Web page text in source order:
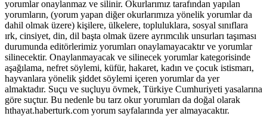
yorumlar onaylanmaz ve silinir. Okurlarımız tarafından yapılan
yorumların, (yorum yapan diğer okurlarımıza yönelik yorumlar da
dahil olmak üzere) kişilere, ülkelere, topluluklara, sosyal sınıflara
ırk, cinsiyet, din, dil başta olmak üzere ayrımcılık unsurları taşıması
durumunda editörlerimiz yorumları onaylamayacaktır ve yorumlar
silinecektir. Onaylanmayacak ve silinecek yorumlar kategorisinde
aşağılama, nefret söylemi, küfür, hakaret, kadın ve çocuk istismarı,
hayvanlara yönelik şiddet söylemi içeren yorumlar da yer
almaktadır. Suçu ve suçluyu övmek, Türkiye Cumhuriyeti yasalarına
göre suçtur. Bu nedenle bu tarz okur yorumları da doğal olarak
hthayat.haberturk.com yorum sayfalarında yer almayacaktır.